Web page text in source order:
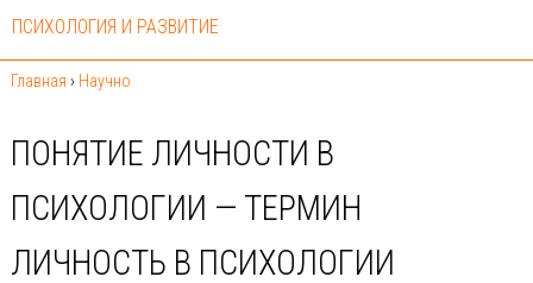
ПСИХОЛОГИЯ И РАЗВИТИЕ
Главная › Научно
ПОНЯТИЕ ЛИЧНОСТИ В
ПСИХОЛОГИИ — ТЕРМИН
ЛИЧНОСТЬ В ПСИХОЛОГИИ